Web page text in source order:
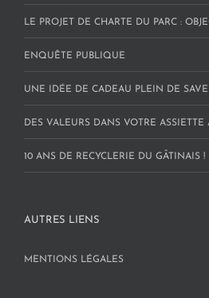
LE PROJET DE CHARTE DU PARC :
ENQUÊTE PUBLIQUE
UNE IDÉE DE CADEAU PLEIN DE
DES VALEURS DANS VOTRE
10 ANS DE RECYCLERIE DU GÂTINAIS !
AUTRES LIENS
MENTIONS LÉGALES